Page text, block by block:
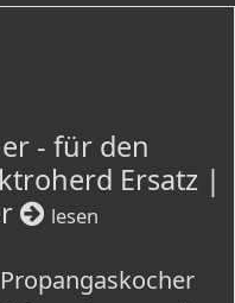
- für den
Ersatz |
lesen